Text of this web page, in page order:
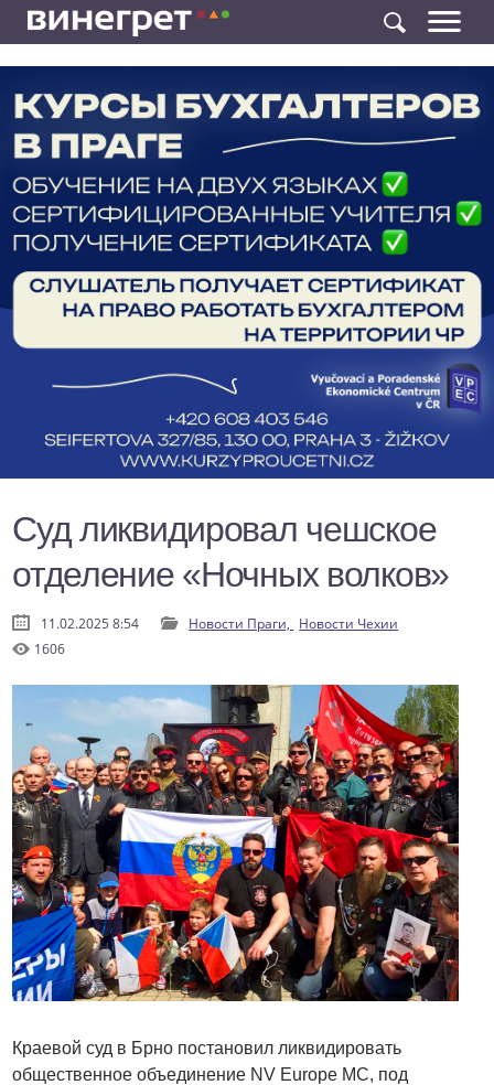
Суд ликвидировал чешское
отделение «Ночных волков»
11.02.2025 8:54 Новости Праги, Новости Чехии
1606
Краевой суд в Брно постановил ликвидировать
общественное объединение NV Europe MC, под